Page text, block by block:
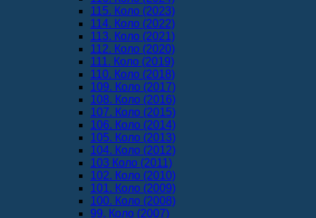
115. Коло (2023)
114. Коло (2022)
113. Коло (2021)
112. Коло (2020)
111. Коло (2019)
110. Коло (2018)
109. Коло (2017)
108. Коло (2016)
107. Коло (2015)
106. Коло (2014)
105. Коло (2013)
104. Коло (2012)
103 Коло (2011)
102. Коло (2010)
101. Коло (2009)
100. Коло (2008)
99. Коло (2007)